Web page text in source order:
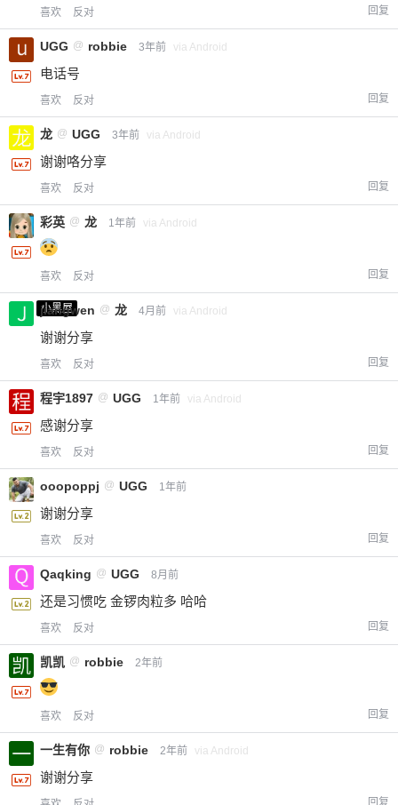
喜欢 反对 回复
UGG @ robbie 3年前 via Android
电话号
喜欢 反对 回复
龙 @ UGG 3年前 via Android
谢谢咯分享
喜欢 反对 回复
彩英 @ 龙 1年前 via Android
喜欢 反对 回复
小黑屋
jiangwen @ 龙 4月前 via Android
谢谢分享
喜欢 反对 回复
程宇1897 @ UGG 1年前 via Android
感谢分享
喜欢 反对 回复
ooopoppj @ UGG 1年前
谢谢分享
喜欢 反对 回复
Qaqking @ UGG 8月前
还是习惯吃 金锣肉粒多 哈哈
喜欢 反对 回复
凯凯 @ robbie 2年前
喜欢 反对 回复
一生有你 @ robbie 2年前 via Android
谢谢分享
回复